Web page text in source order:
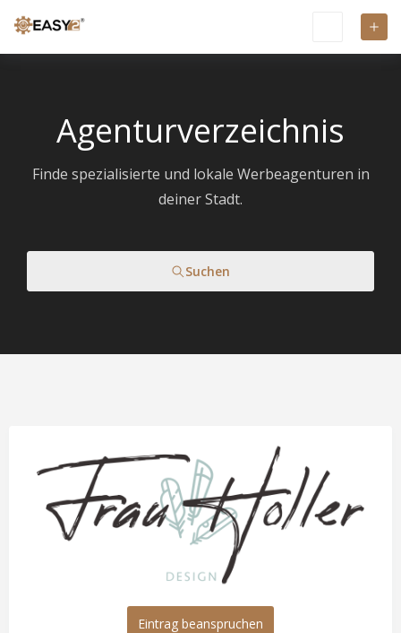
Agenturverzeichnis
Finde spezialisierte und lokale Werbeagenturen in
deiner Stadt.
Suchen
Eintrag beanspruchen